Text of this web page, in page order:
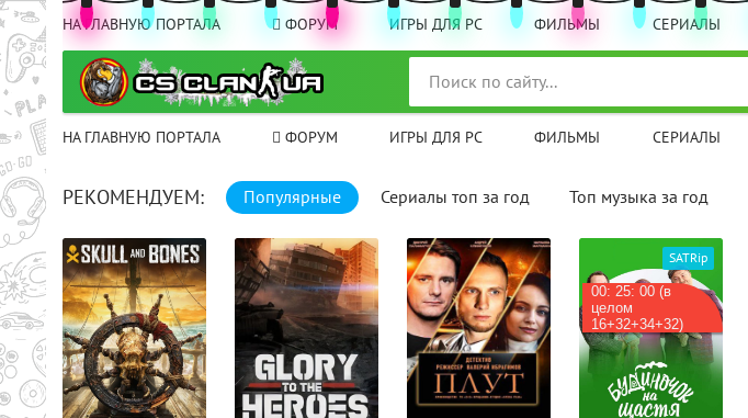
НА ГЛАВНУЮ ПОРТАЛА ФОРУМ ИГРЫ ДЛЯ PC ФИЛЬМЫ СЕРИАЛЫ
НА ГЛАВНУЮ ПОРТАЛА ФОРУМ ИГРЫ ДЛЯ PC ФИЛЬМЫ СЕРИАЛЫ
РЕКОМЕНДУЕМ: Популярные Сериалы топ за год Топ музыка за год
00: 25: 00 (в
целом
16+32+34+32)
SATRip SATRip